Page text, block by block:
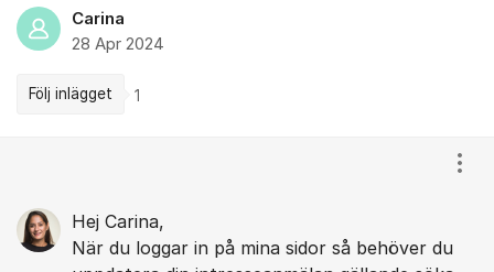
Carina
28 Apr 2024
Följ inlägget 1
Hej Carina,
När du loggar in på mina sidor så behöver du